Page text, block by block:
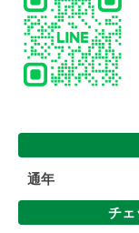
通年
チェ